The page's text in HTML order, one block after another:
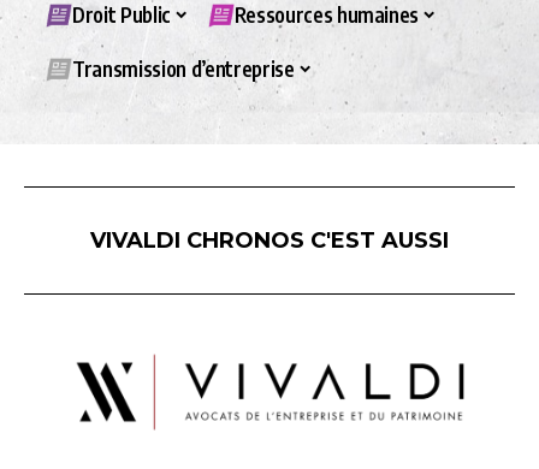
Droit Public Ressources humaines
Transmission d’entreprise
VIVALDI CHRONOS C'EST AUSSI